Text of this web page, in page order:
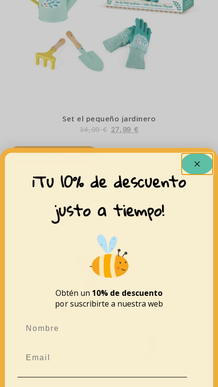
Set el pequeño jardinero
34,99€ 27,99 €
AÑADIR AL CARRITO
¡Tu 10% de descuento
justo a tiempo!
Obtén un 10% de descuento
por suscribirte a nuestra web